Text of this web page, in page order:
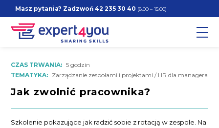
Masz pytania? Zadzwoń42 235 30 40 (8.00 – 15.00)
CZAS TRWANIA: 5 godzin
TEMATYKA: Zarządzanie zespołami i projektami / HR dla managera
Jak zwolnić pracownika?
Szkolenie pokazujące jak radzić sobie z rotacją w zespole. Na